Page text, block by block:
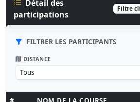
Détail des
participations
Filtre
FILTRER LES PARTICIPANTS
DISTANCE